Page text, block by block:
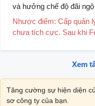
và hưởng chế độ đãi
Nhược điểm: Cấp quản lý thứ hai để lại nhiều trải nghiệm
chưa tích cực. Sau khi
Xem
Tăng cường sự hiện diện
sơ công ty của bạn.